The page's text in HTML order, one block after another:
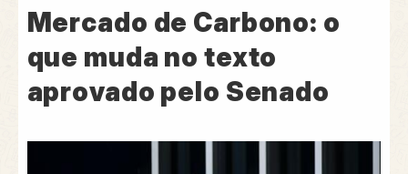
Mercado de Carbono: o
que muda no texto
aprovado pelo Senado